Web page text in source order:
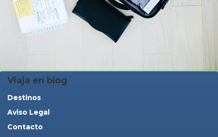
Viaja en blog
Destinos
Aviso Legal
Contacto